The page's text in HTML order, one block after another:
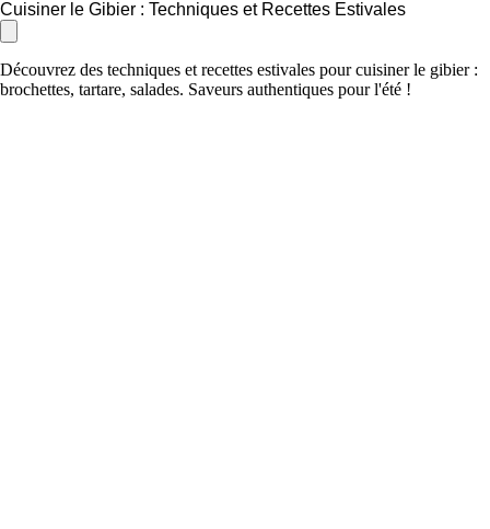
Cuisiner le Gibier : Techniques et Recettes Estivales
Découvrez des techniques et recettes estivales pour cuisiner le gibier :
brochettes, tartare, salades. Saveurs authentiques pour l'été !